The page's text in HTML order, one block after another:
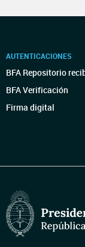
AUTENTICACIONES
BFA Repositorio
BFA Verificación
Firma digital